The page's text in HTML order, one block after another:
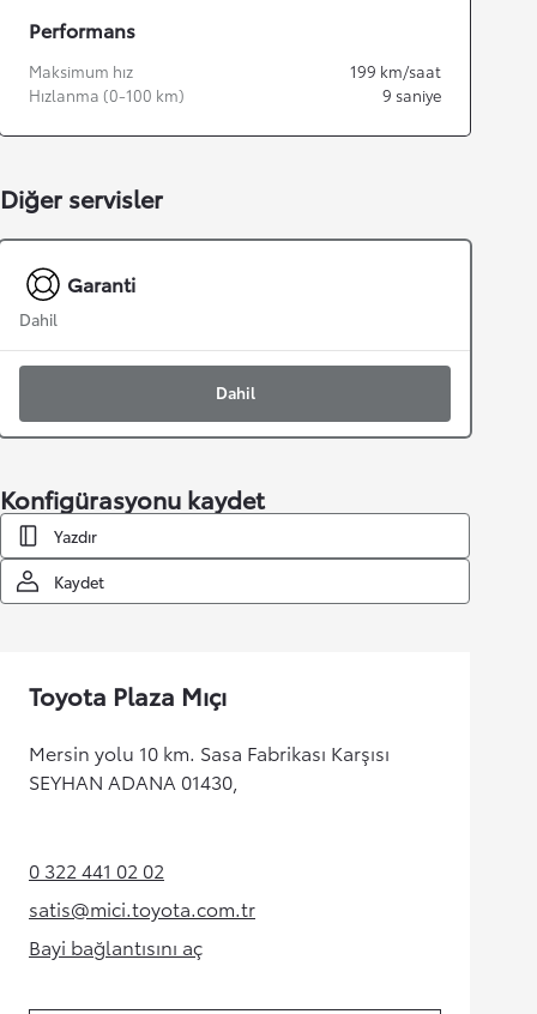
Performans
Maksimum hız 199 km/saat
Hızlanma (0-100 km)
9 saniye
Diğer servisler
Garanti
Dahil
Dahil
Konfigürasyonu kaydet
Yazdır
Kaydet
Toyota Plaza Mıçı
Mersin yolu 10 km. Sasa Fabrikası Karşısı
SEYHAN ADANA 01430,
0 322 441 02 02(Opens in new tab)
satis@mici.toyota.com.tr
(Opens in new tab)
Bayi bağlantısını aç
(Opens in new tab)